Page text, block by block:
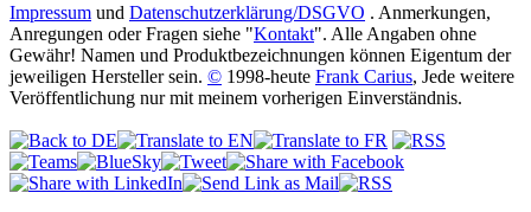
Impressum und Datenschutzerklärung/DSGVO . Anmerkungen,
Anregungen oder Fragen siehe "Kontakt". Alle Angaben ohne
Gewähr! Namen und Produktbezeichnungen können Eigentum der
jeweiligen Hersteller sein. © 1998-heute Frank Carius, Jede weitere
Veröffentlichung nur mit meinem vorherigen Einverständnis.